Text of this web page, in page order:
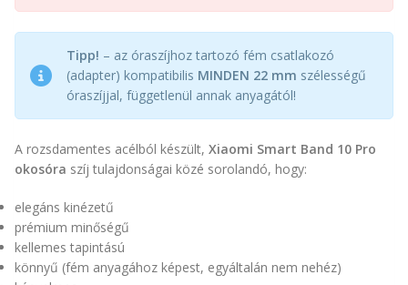
Tipp! – az óraszíjhoz tartozó fém csatlakozó
(adapter) kompatibilis MINDEN 22 mm szélességű
óraszíjjal, függetlenül annak anyagától!
A rozsdamentes acélból készült, Xiaomi Smart Band 10 Pro
okosóra szíj tulajdonságai közé sorolandó, hogy:
elegáns kinézetű
prémium minőségű
kellemes tapintású
könnyű (fém anyagához képest, egyáltalán nem nehéz)